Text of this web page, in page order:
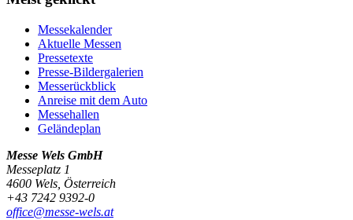
Messekalender
Aktuelle Messen
Pressetexte
Presse-Bildergalerien
Messerückblick
Anreise mit dem Auto
Messehallen
Geländeplan
Messe Wels GmbH
Messeplatz 1
4600 Wels, Österreich
+43 7242 9392-0
office@messe-wels.at